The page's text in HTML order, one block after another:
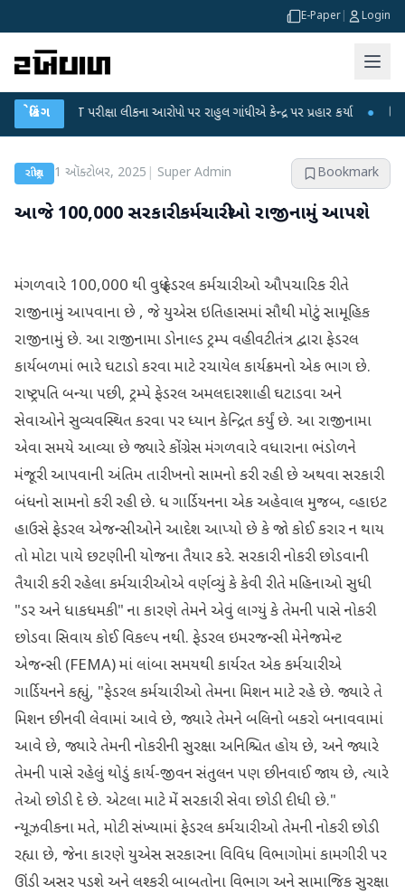
E-Paper Login
બ્રેકિંગ
NET પરીક્ષા લીકના આરોપો પર રાહુલ ગાંધીએ કેન્દ્ર પર પ્રહાર કર્યા ● હિંમતનગરમાં
રાષ્ટ્રીય 1 ઑક્ટોબર, 2025 Super Admin Bookmark
આજે 100,000 સરકારી કર્મચારીઓ રાજીનામું આપશે
મંગળવારે 100,000 થી વધુ ફેડરલ કર્મચારીઓ ઔપચારિક રીતે
રાજીનામું આપવાના છે , જે યુએસ ઇતિહાસમાં સૌથી મોટું સામૂહિક
રાજીનામું છે. આ રાજીનામા ડોનાલ્ડ ટ્રમ્પ વહીવટીતંત્ર દ્વારા ફેડરલ
કાર્યબળમાં ભારે ઘટાડો કરવા માટે રચાયેલ કાર્યક્રમનો એક ભાગ છે.
રાષ્ટ્રપતિ બન્યા પછી, ટ્રમ્પે ફેડરલ અમલદારશાહી ઘટાડવા અને
સેવાઓને સુવ્યવસ્થિત કરવા પર ધ્યાન કેન્દ્રિત કર્યું છે. આ રાજીનામા
એવા સમયે આવ્યા છે જ્યારે કોંગ્રેસ મંગળવારે વધારાના ભંડોળને
મંજૂરી આપવાની અંતિમ તારીખનો સામનો કરી રહી છે અથવા સરકારી
બંધનો સામનો કરી રહી છે. ધ ગાર્ડિયનના એક અહેવાલ મુજબ, વ્હાઇટ
હાઉસે ફેડરલ એજન્સીઓને આદેશ આપ્યો છે કે જો કોઈ કરાર ન થાય
તો મોટા પાયે છટણીની યોજના તૈયાર કરે. સરકારી નોકરી છોડવાની
તૈયારી કરી રહેલા કર્મચારીઓએ વર્ણવ્યું કે કેવી રીતે મહિનાઓ સુધી
"ડર અને ધાકધમકી" ના કારણે તેમને એવું લાગ્યું કે તેમની પાસે નોકરી
છોડવા સિવાય કોઈ વિકલ્પ નથી. ફેડરલ ઇમરજન્સી મેનેજમેન્ટ
એજન્સી (FEMA) માં લાંબા સમયથી કાર્યરત એક કર્મચારીએ
ગાર્ડિયનને કહ્યું, "ફેડરલ કર્મચારીઓ તેમના મિશન માટે રહે છે. જ્યારે તે
મિશન છીનવી લેવામાં આવે છે, જ્યારે તેમને બલિનો બકરો બનાવવામાં
આવે છે, જ્યારે તેમની નોકરીની સુરક્ષા અનિશ્ચિત હોય છે, અને જ્યારે
તેમની પાસે રહેલું થોડું કાર્ય-જીવન સંતુલન પણ છીનવાઈ જાય છે, ત્યારે
તેઓ છોડી દે છે. એટલા માટે મેં સરકારી સેવા છોડી દીધી છે."
ન્યૂઝવીકના મતે, મોટી સંખ્યામાં ફેડરલ કર્મચારીઓ તેમની નોકરી છોડી
રહ્યા છે, જેના કારણે યુએસ સરકારના વિવિધ વિભાગોમાં કામગીરી પર
ઊંડી અસર પડશે અને લશ્કરી બાબતોના વિભાગ અને સામાજિક સુરક્ષા